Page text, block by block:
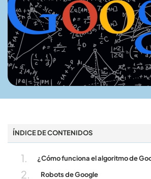
ÍNDICE DE CONTENIDOS
¿Cómo funciona el algoritmo de
Robots de Google